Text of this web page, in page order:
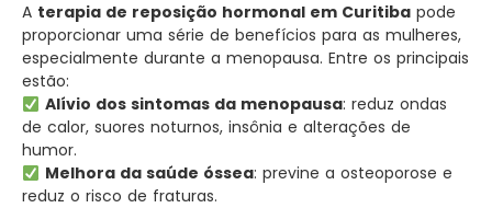
A terapia de reposição hormonal em Curitiba pode
proporcionar uma série de benefícios para as mulheres,
especialmente durante a menopausa. Entre os principais
estão:
Alívio dos sintomas da menopausa: reduz ondas
de calor, suores noturnos, insônia e alterações de
humor.
Melhora da saúde óssea: previne a osteoporose e
reduz o risco de fraturas.